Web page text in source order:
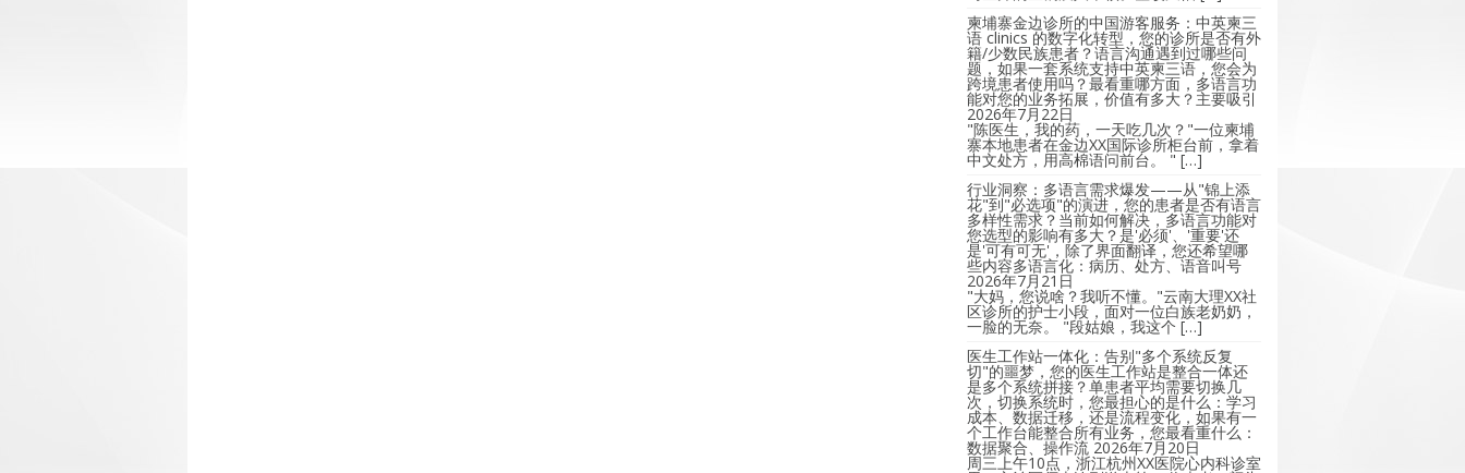
柬埔寨金边诊所的中国游客服务：中英柬三
语 clinics 的数字化转型，您的诊所是否有外
籍/少数民族患者？语言沟通遇到过哪些问
题，如果一套系统支持中英柬三语，您会为
跨境患者使用吗？最看重哪方面，多语言功
能对您的业务拓展，价值有多大？主要吸引
2026年7月22日
"陈医生，我的药，一天吃几次？"一位柬埔
寨本地患者在金边XX国际诊所柜台前，拿着
中文处方，用高棉语问前台。 " […]
行业洞察：多语言需求爆发——从"锦上添
花"到"必选项"的演进，您的患者是否有语言
多样性需求？当前如何解决，多语言功能对
您选型的影响有多大？是'必须'、'重要'还
是'可有可无'，除了界面翻译，您还希望哪
些内容多语言化：病历、处方、语音叫号
2026年7月21日
"大妈，您说啥？我听不懂。"云南大理XX社
区诊所的护士小段，面对一位白族老奶奶，
一脸的无奈。 "段姑娘，我这个 […]
医生工作站一体化：告别"多个系统反复
切"的噩梦，您的医生工作站是整合一体还
是多个系统拼接？单患者平均需要切换几
次，切换系统时，您最担心的是什么：学习
成本、数据迁移，还是流程变化，如果有一
个工作台能整合所有业务，您最看重什么：
数据聚合、操作流 2026年7月20日
周三上午10点，浙江杭州XX医院心内科诊室